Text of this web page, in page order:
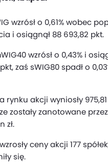
wzrósł o 0,61% wobec
i osiągnął 88 693,82 pkt.
wzrósł o 0,43% i
zaś sWIG80 spadł o
rynku akcji wyniosły 975,81
zostały zanotowane przez
zł.
ceny akcji 177
się.